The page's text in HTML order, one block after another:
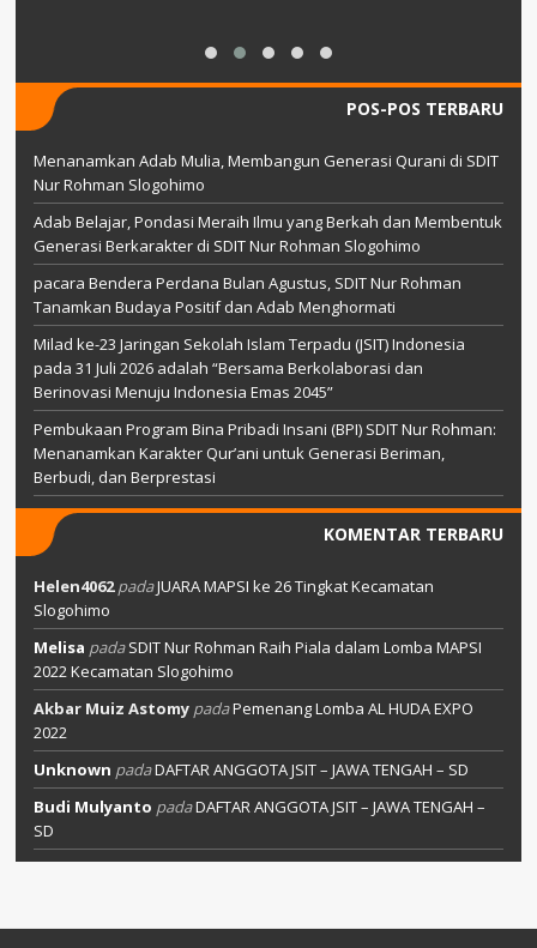
POS-POS TERBARU
Menanamkan Adab Mulia, Membangun Generasi Qurani di SDIT
Nur Rohman Slogohimo
Adab Belajar, Pondasi Meraih Ilmu yang Berkah dan Membentuk
Generasi Berkarakter di SDIT Nur Rohman Slogohimo
pacara Bendera Perdana Bulan Agustus, SDIT Nur Rohman
Tanamkan Budaya Positif dan Adab Menghormati
Milad ke-23 Jaringan Sekolah Islam Terpadu (JSIT) Indonesia
pada 31 Juli 2026 adalah “Bersama Berkolaborasi dan
Berinovasi Menuju Indonesia Emas 2045”
Pembukaan Program Bina Pribadi Insani (BPI) SDIT Nur Rohman:
Menanamkan Karakter Qur’ani untuk Generasi Beriman,
Berbudi, dan Berprestasi
KOMENTAR TERBARU
Helen4062padaJUARA MAPSI ke 26 Tingkat Kecamatan
Slogohimo
Melisa padaSDIT Nur Rohman Raih Piala dalam Lomba MAPSI
2022 Kecamatan Slogohimo
Akbar Muiz Astomy padaPemenang Lomba AL HUDA EXPO
2022
Unknown padaDAFTAR ANGGOTA JSIT – JAWA TENGAH – SD
Budi Mulyanto padaDAFTAR ANGGOTA JSIT – JAWA TENGAH –
SD